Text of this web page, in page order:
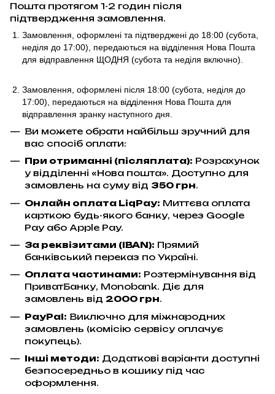
Пошта протягом 1-2 годин після
підтвердження замовлення.
Замовлення, оформлені та підтверджені до 18:00 (субота,
неділя до 17:00) , передаються на відділення Нова Пошта
для відправлення ЩОДНЯ (субота та неділя включно).
Замовлення, оформлені після 18:00 (субота, неділя до
17:00), передаються на відділення Нова Пошта для
відправлення зранку наступного дня.
Ви можете обрати найбільш зручний для
вас спосіб оплати:
При отриманні (післяплата): Розрахунок
у відділенні «Нова пошта». Доступно для
замовлень на суму від 350 грн.
Онлайн оплата LiqPay: Миттєва оплата
карткою будь-якого банку, через Google
Pay або Apple Pay.
За реквізитами (IBAN): Прямий
банківський переказ по Україні.
Оплата частинами: Розтермінування від
ПриватБанку, Monobank. Діє для
замовлень від 2000 грн.
PayPal: Виключно для міжнародних
замовлень (комісію сервісу оплачує
покупець).
Інші методи: Додаткові варіанти доступні
безпосередньо в кошику під час
оформлення.